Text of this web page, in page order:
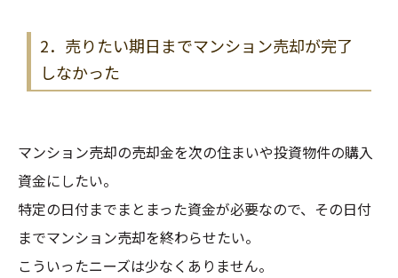
2．売りたい期日までマンション売却が完了
しなかった
マンション売却の売却金を次の住まいや投資物件の購入
資金にしたい。
特定の日付までまとまった資金が必要なので、その日付
までマンション売却を終わらせたい。
こういったニーズは少なくありません。